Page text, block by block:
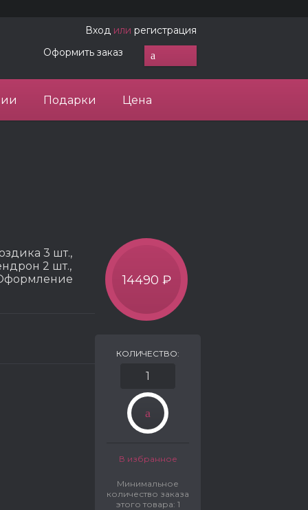
Вход или регистрация
Оформить заказ
Подарки Цена
3 шт.,
2 шт.,
14490 ₽
КОЛИЧЕСТВО:
В избранное
Минимальное
количество заказа
этого товара: 1